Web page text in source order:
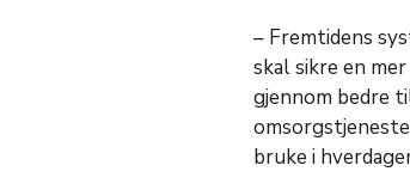
– Fremtidens
skal sikre en
gjennom bedre
bruke i